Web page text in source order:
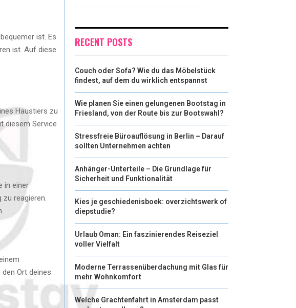
ist. Es
ist. Auf diese
Haustiers zu
diesem Service
in einer
reagieren.
Ort deines
RECENT POSTS
Couch oder Sofa? Wie du das Möbelstück
findest, auf dem du wirklich entspannst
Wie planen Sie einen gelungenen Bootstag in
Friesland, von der Route bis zur Bootswahl?
Stressfreie Büroauflösung in Berlin – Darauf
sollten Unternehmen achten
Anhänger-Unterteile – Die Grundlage für
Sicherheit und Funktionalität
Kies je geschiedenisboek: overzichtswerk of
diepstudie?
Urlaub Oman: Ein faszinierendes Reiseziel
voller Vielfalt
Moderne Terrassenüberdachung mit Glas für
mehr Wohnkomfort
Welche Grachtenfahrt in Amsterdam passt